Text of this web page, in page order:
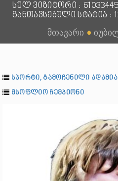
სულ ვიზიტორი :
განთავსებული სტატია :
მთავარი ●
სპორტი, გამოჩენილი
მსოფლიო ჩემპიონი